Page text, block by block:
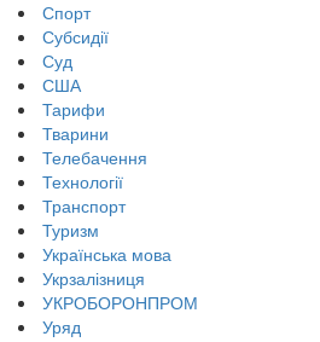
Спорт
Субсидії
Суд
США
Тарифи
Тварини
Телебачення
Технології
Транспорт
Туризм
Українська мова
Укрзалізниця
УКРОБОРОНПРОМ
Уряд